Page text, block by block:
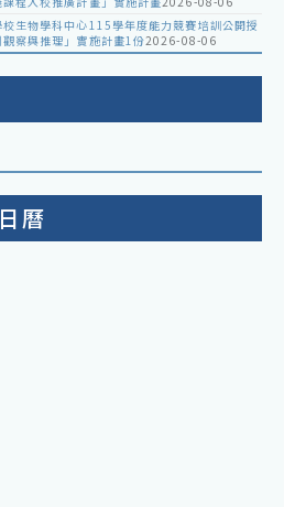
生物學科中心115學年度能力競賽培訓公開授
察與推理」實施計畫1份2026-08-06
曆